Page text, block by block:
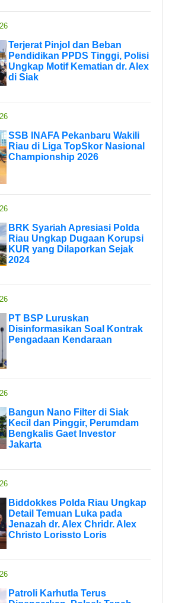
Terjerat Pinjol dan Beban
Pendidikan PPDS Tinggi, Polisi
Ungkap Motif Kematian dr. Alex
di Siak
SSB INAFA Pekanbaru Wakili
Riau di Liga TopSkor Nasional
Championship 2026
BRK Syariah Apresiasi Polda
Riau Ungkap Dugaan Korupsi
KUR yang Dilaporkan Sejak
2024
PT BSP Luruskan
Disinformasikan Soal Kontrak
Pengadaan Kendaraan
Bangun Nano Filter di Siak
Kecil dan Pinggir, Perumdam
Bengkalis Gaet Investor
Jakarta
Biddokkes Polda Riau Ungkap
Detail Temuan Luka pada
Jenazah dr. Alex Chridr. Alex
Christo Lorissto Loris
Patroli Karhutla Terus